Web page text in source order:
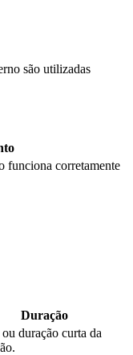
são utilizadas
funciona corretamente
Duração
ou duração curta da